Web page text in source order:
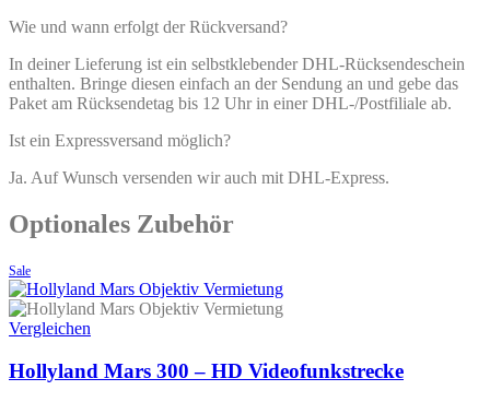
Wie und wann erfolgt der Rückversand?
In deiner Lieferung ist ein selbstklebender DHL-Rücksendeschein
enthalten. Bringe diesen einfach an der Sendung an und gebe das
Paket am Rücksendetag bis 12 Uhr in einer DHL-/Postfiliale ab.
Ist ein Expressversand möglich?
Ja. Auf Wunsch versenden wir auch mit DHL-Express.
Optionales Zubehör
Sale
Vergleichen
Hollyland Mars 300 – HD Videofunkstrecke